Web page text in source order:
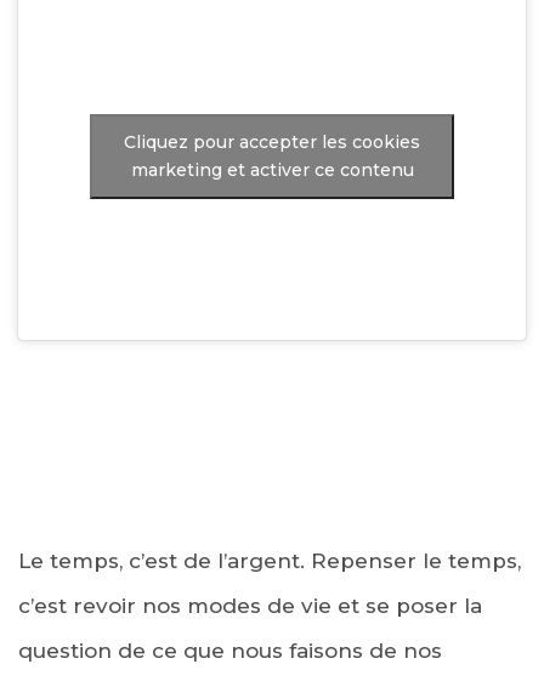
Cliquez pour accepter les cookies
marketing et activer ce contenu
Le temps, c’est de l’argent. Repenser le temps,
c’est revoir nos modes de vie et se poser la
question de ce que nous faisons de nos